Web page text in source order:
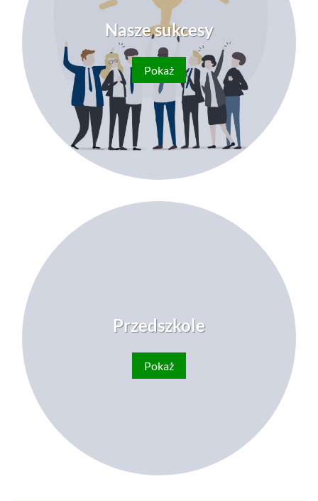
Nasze sukcesy
Pokaż
Przedszkole
Pokaż